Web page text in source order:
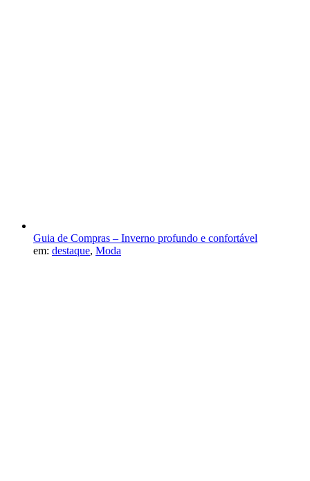
Guia de Compras – Inverno profundo e confortável
em: destaque, Moda